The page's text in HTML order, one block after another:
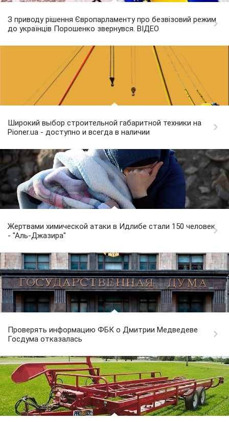
З приводу рішення Європарламенту про безвізовий режим
до українців Порошенко звернувся. ВІДЕО
Широкий выбор строительной габаритной техники на
Pioner.ua - доступно и всегда в наличии
Жертвами химической атаки в Идлибе стали 150 человек
- "Аль-Джазира"
Проверять информацию ФБК о Дмитрии Медведеве
Госдума отказалась